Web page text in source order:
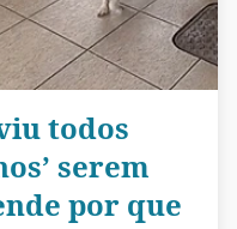
todos
serem
por que